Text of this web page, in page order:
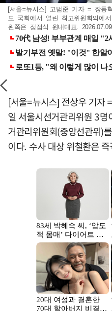
[서울=뉴시스] 고범준 기자 = 장동
도 국회에서 열린 최고위원회의에
왼쪽은 정점식 원내대표.
[서울=뉴시스] 전상우 기자
일 서울시선거관리위원 3
거관리위원회(중앙선관위)
이다. 수사 대상 위철환은